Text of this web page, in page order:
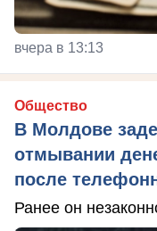
вчера в 13:13
Общество
В Молдове
отмывании
после
Ранее он